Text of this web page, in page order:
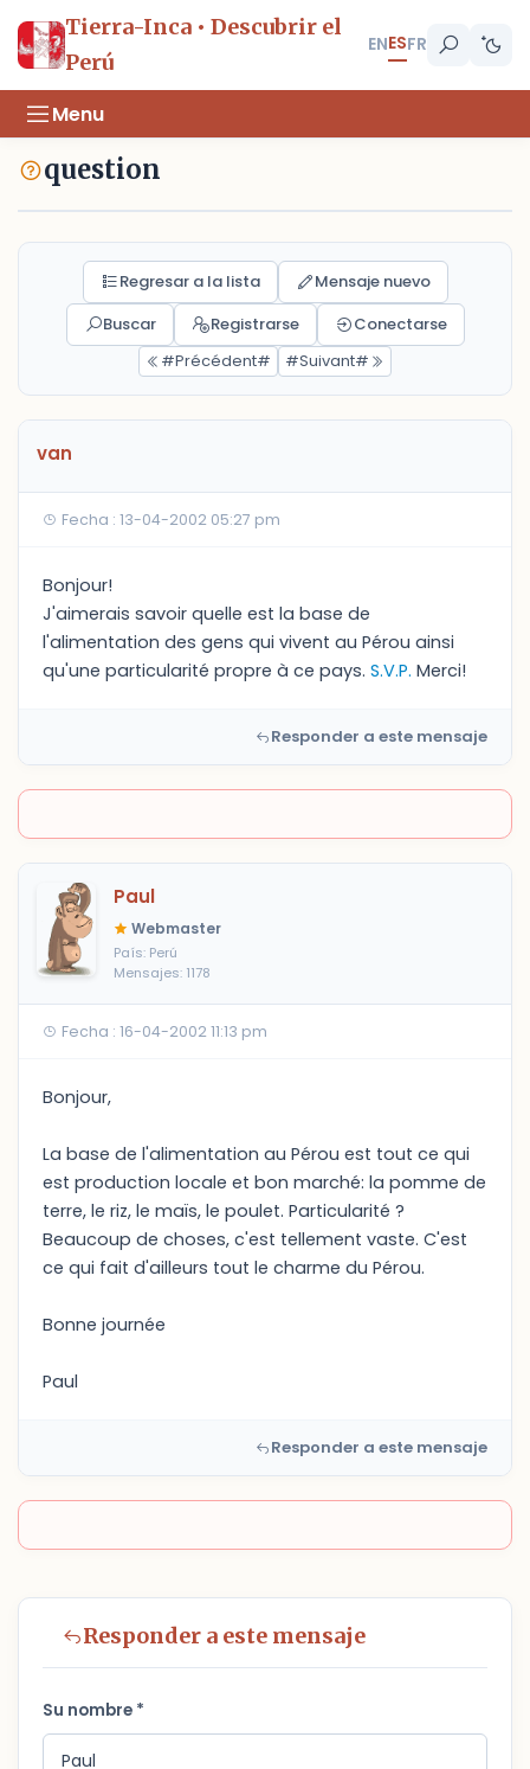
Tierra-Inca • Descubrir el
Perú
ENESFR
Menu
question
Regresar a la lista
Mensaje nuevo
Buscar
Registrarse
Conectarse
#Précédent#
#Suivant#
van
Fecha : 13-04-2002 05:27 pm
Bonjour!
J'aimerais savoir quelle est la base de
l'alimentation des gens qui vivent au Pérou ainsi
qu'une particularité propre à ce pays. S.V.P. Merci!
Responder a este mensaje
Paul
Webmaster
País: Perú
Mensajes: 1178
Fecha : 16-04-2002 11:13 pm
Bonjour,
La base de l'alimentation au Pérou est tout ce qui
est production locale et bon marché: la pomme de
terre, le riz, le maïs, le poulet. Particularité ?
Beaucoup de choses, c'est tellement vaste. C'est
ce qui fait d'ailleurs tout le charme du Pérou.
Bonne journée
Paul
Responder a este mensaje
Responder a este mensaje
Su nombre *